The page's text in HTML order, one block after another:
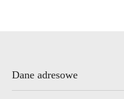
Dane adresowe